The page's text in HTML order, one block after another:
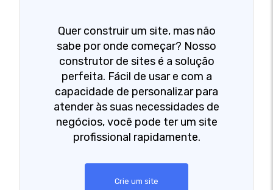
Quer construir um site, mas não
sabe por onde começar? Nosso
construtor de sites é a solução
perfeita. Fácil de usar e com a
capacidade de personalizar para
atender às suas necessidades de
negócios, você pode ter um site
profissional rapidamente.
Crie um site